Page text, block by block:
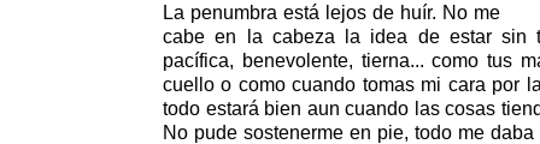
La penumbra está lejos de huír. No me
cabe en la cabeza la idea de estar sin
pacífica, benevolente, tierna... como tus
cuello o como cuando tomas mi cara por
todo estará bien aun cuando las cosas
No pude sostenerme en pie, todo me